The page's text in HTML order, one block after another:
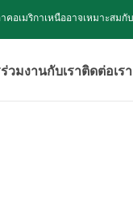
อเมริกาเหนืออาจเหมาะสม
ร่วมงานกับเราติดต่อเรา